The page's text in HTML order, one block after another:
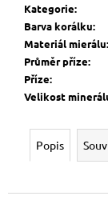
Kategorie:
Barva korálku:
Materiál mierálu:
Průměr příze:
Příze:
Velikost
Popis
PORVÁZKOVÝ
NÁRAMEK
169
Kč
Původně:
210